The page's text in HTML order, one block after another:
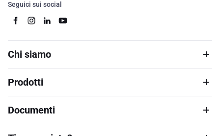
Seguici sui social
Chi siamo
Prodotti
Documenti